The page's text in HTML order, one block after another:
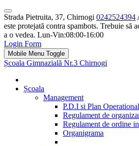
Strada Pietruita, 37, Chirnogi 0242524394
este protejată contra spambots. Trebuie să
a o vedea. Lun-Vin:08:00-16:00
Login Form
Mobile Menu Toggle
Școala Gimnazială Nr.3 Chirnogi
Școala
Management
P.D.I si Plan Operational
Regulament de
Regulament de ordine
Organigrama